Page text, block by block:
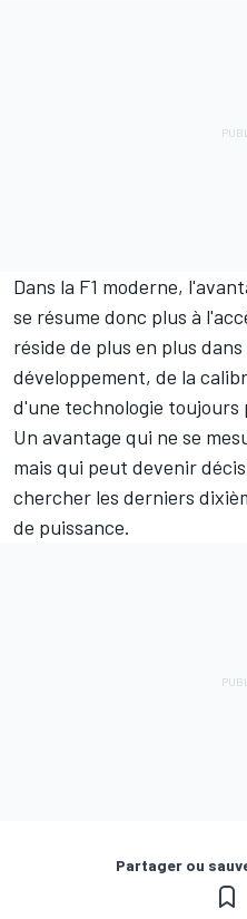
Dans la F1 moderne,
se résume donc plus à
réside de plus en plus
développement, de la
d'une technologie toujours
Un avantage qui ne se
mais qui peut devenir
chercher les derniers
de puissance.
Partager ou